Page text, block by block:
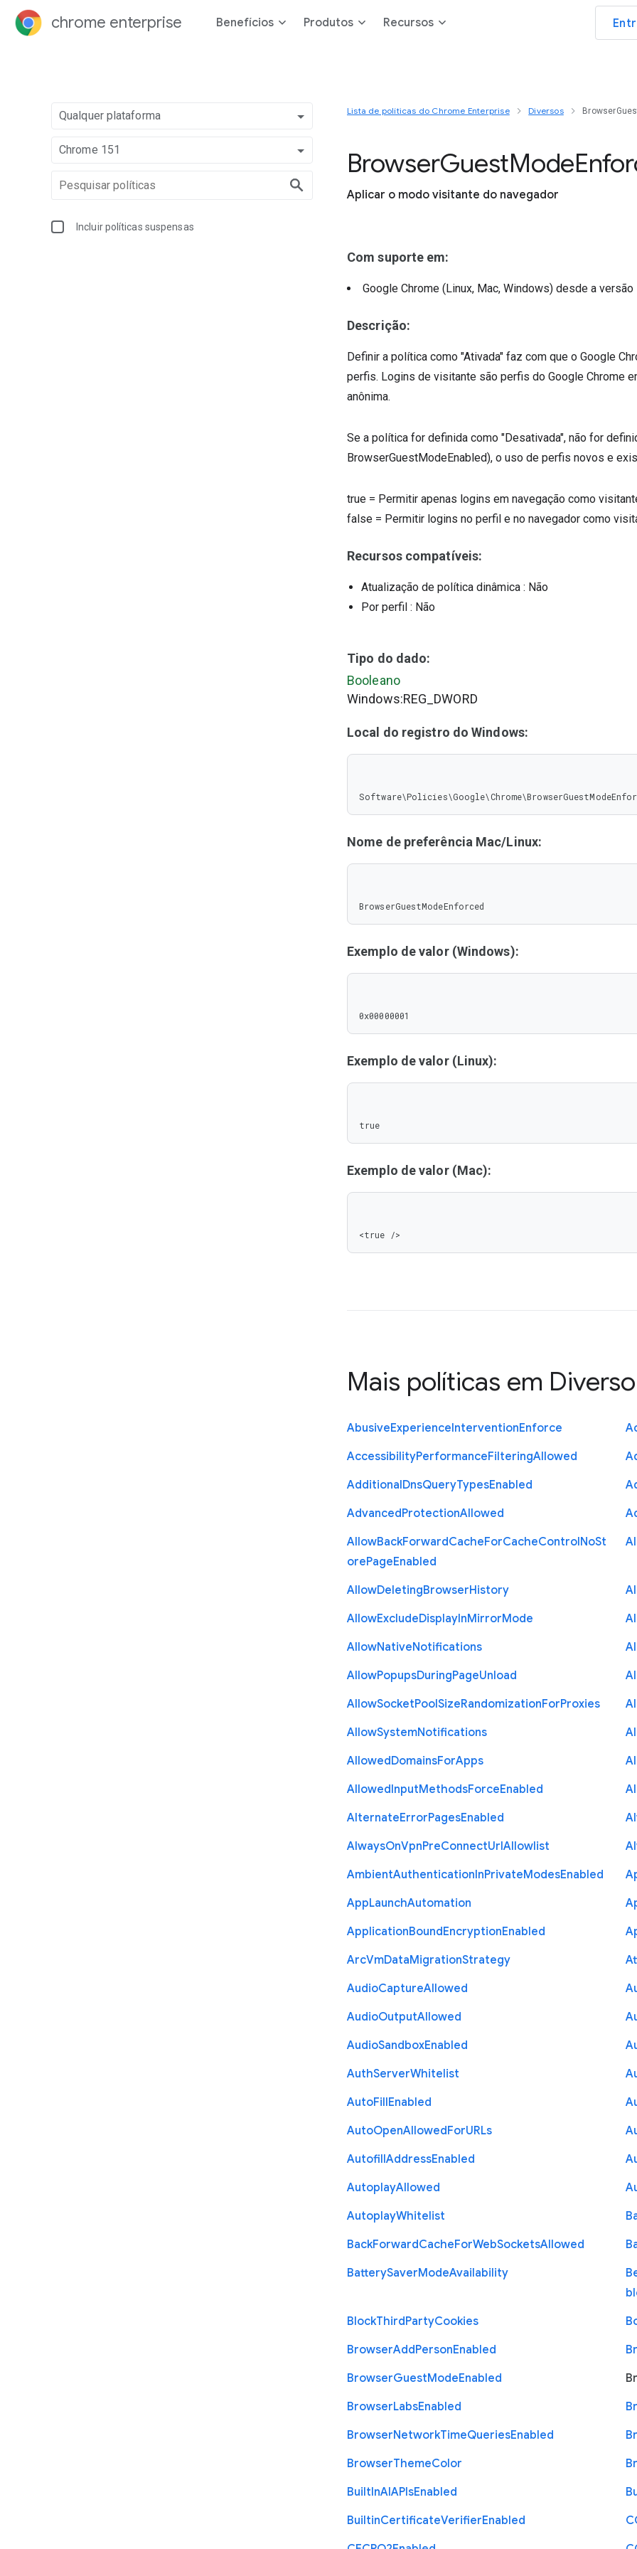
chrome enterprise Benefícios Produtos Recursos
Qualquer plataforma
Chrome 151
Incluir políticas suspensas
Lista de políticas do Chrome Enterprise Diversos
BrowserGuestMode
Aplicar o modo visitante do navegador
Com suporte em:
Google Chrome (Linux, Mac, Windows) desde a versão
Descrição:
Definir a política como "Ativada" faz com que o Google
perfis. Logins de visitante são perfis do Google Chrome
anônima.
Se a política for definida como "Desativada", não for
BrowserGuestModeEnabled), o uso de perfis novos e
true = Permitir apenas logins em navegação como
false = Permitir logins no perfil e no navegador como
Recursos compatíveis:
Atualização de política dinâmica : Não
Por perfil : Não
Tipo do dado:
Booleano
Windows:REG_DWORD
Local do registro do Windows:
Nome de preferência Mac/Linux:
BrowserGuestModeEnforced
Exemplo de valor (Windows):
0x00000001
Exemplo de valor (Linux):
true
Exemplo de valor (Mac):
<true />
Mais políticas em
AbusiveExperienceInterventionEnforce
AccessibilityPerformanceFilteringAllowed
AdditionalDnsQueryTypesEnabled
AdvancedProtectionAllowed
AllowBackForwardCacheForCacheControlNoSt
orePageEnabled
AllowDeletingBrowserHistory
AllowExcludeDisplayInMirrorMode
AllowNativeNotifications
AllowPopupsDuringPageUnload
AllowSocketPoolSizeRandomizationForProxies
AllowSystemNotifications
AllowedDomainsForApps
AllowedInputMethodsForceEnabled
AlternateErrorPagesEnabled
AlwaysOnVpnPreConnectUrlAllowlist
AmbientAuthenticationInPrivateModesEnabled
AppLaunchAutomation
ApplicationBoundEncryptionEnabled
ArcVmDataMigrationStrategy
AudioCaptureAllowed
AudioOutputAllowed
AudioSandboxEnabled
AuthServerWhitelist
AutoFillEnabled
AutoOpenAllowedForURLs
AutofillAddressEnabled
AutoplayAllowed
AutoplayWhitelist
BackForwardCacheForWebSocketsAllowed
BatterySaverModeAvailability
BlockThirdPartyCookies
BrowserAddPersonEnabled
BrowserGuestModeEnabled
BrowserLabsEnabled
BrowserNetworkTimeQueriesEnabled
BrowserThemeColor
BuiltInAIAPIsEnabled
BuiltinCertificateVerifierEnabled C